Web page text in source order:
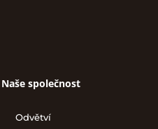
Naše společnost
Odvětví